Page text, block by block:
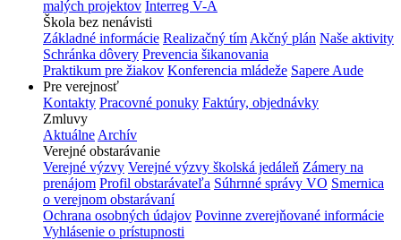
malých projektov Interreg V-A
Škola bez nenávisti
Základné informácie Realizačný tím Akčný plán Naše aktivity
Schránka dôvery Prevencia šikanovania
Praktikum pre žiakov Konferencia mládeže Sapere Aude
Pre verejnosť
Kontakty Pracovné ponuky Faktúry, objednávky
Zmluvy
Aktuálne Archív
Verejné obstarávanie
Verejné výzvy Verejné výzvy školská jedáleň Zámery na
prenájom Profil obstarávateľa Súhrnné správy VO Smernica
o verejnom obstarávaní
Ochrana osobných údajov Povinne zverejňované informácie
Vyhlásenie o prístupnosti